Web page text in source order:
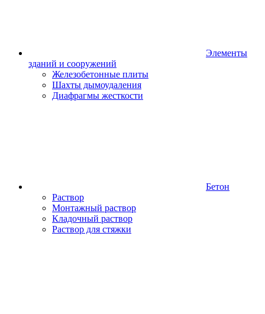
Элементы
зданий и сооружений
Железобетонные плиты
Шахты дымоудаления
Диафрагмы жесткости
Бетон
Раствор
Монтажный раствор
Кладочный раствор
Раствор для стяжки